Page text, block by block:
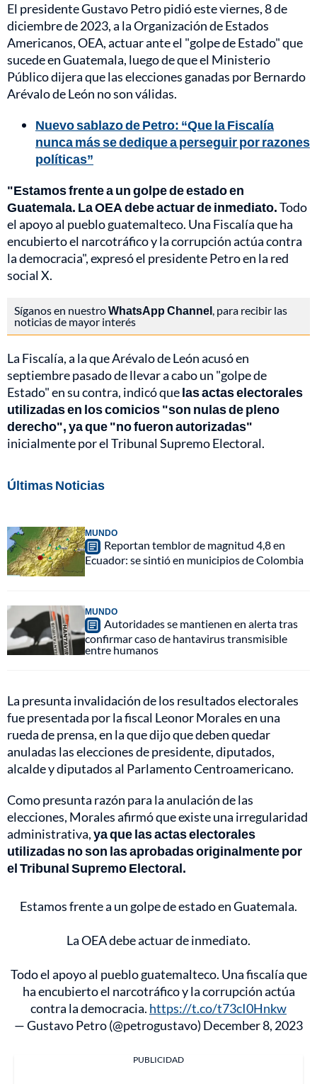
El presidente Gustavo Petro pidió este viernes, 8 de
diciembre de 2023, a la Organización de Estados
Americanos, OEA, actuar ante el "golpe de Estado" que
sucede en Guatemala, luego de que el Ministerio
Público dijera que las elecciones ganadas por Bernardo
Arévalo de León no son válidas.
Nuevo sablazo de Petro: “Que la Fiscalía
nunca más se dedique a perseguir por razones
políticas”
"Estamos frente a un golpe de estado en
Guatemala. La OEA debe actuar de inmediato.Todo
el apoyo al pueblo guatemalteco. Una Fiscalía que ha
encubierto el narcotráfico y la corrupción actúa contra
la democracia", expresó el presidente Petro en la red
social X.
Síganos en nuestroWhatsApp Channel, para recibir las
noticias de mayor interés
La Fiscalía, a la que Arévalo de León acusó en
septiembre pasado de llevar a cabo un "golpe de
Estado" en su contra, indicó quelas actas electorales
utilizadas en los comicios "son nulas de pleno
derecho", ya que "no fueron autorizadas"
inicialmente por el Tribunal Supremo Electoral.
Últimas Noticias
MUNDO
Reportan temblor de magnitud 4,8 en
Ecuador: se sintió en municipios de Colombia
MUNDO
Autoridades se mantienen en alerta tras
confirmar caso de hantavirus transmisible
entre humanos
La presunta invalidación de los resultados electorales
fue presentada por la fiscal Leonor Morales en una
rueda de prensa, en la que dijo que deben quedar
anuladas las elecciones de presidente, diputados,
alcalde y diputados al Parlamento Centroamericano.
Como presunta razón para la anulación de las
elecciones, Morales afirmó que existe una irregularidad
administrativa,ya que las actas electorales
utilizadas no son las aprobadas originalmente por
el Tribunal Supremo Electoral.
Estamos frente a un golpe de estado en Guatemala.
La OEA debe actuar de inmediato.
Todo el apoyo al pueblo guatemalteco. Una fiscalía que
ha encubierto el narcotráfico y la corrupción actúa
contra la democracia. https://t.co/t73cI0Hnkw
— Gustavo Petro (@petrogustavo) December 8, 2023
PUBLICIDAD